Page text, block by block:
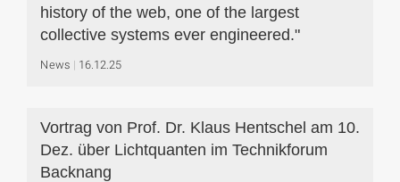
history of the web, one of the largest
collective systems ever engineered."
News 16.12.25
Vortrag von Prof. Dr. Klaus Hentschel am 10.
Dez. über Lichtquanten im Technikforum
Backnang